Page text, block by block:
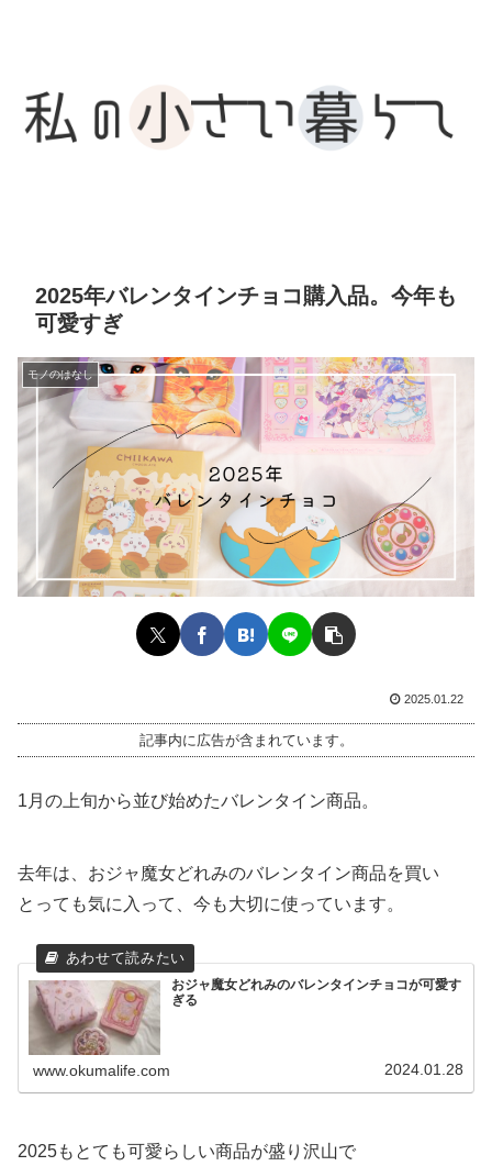
2025年バレンタインチョコ購入品。今年も
可愛すぎ
モノのはなし
2025.01.22
記事内に広告が含まれています。
1月の上旬から並び始めたバレンタイン商品。
去年は、おジャ魔女どれみのバレンタイン商品を買い
とっても気に入って、今も大切に使っています。
おジャ魔女どれみのバレンタインチョコが可愛す
ぎる
www.okumalife.com 2024.01.28
2025もとても可愛らしい商品が盛り沢山で